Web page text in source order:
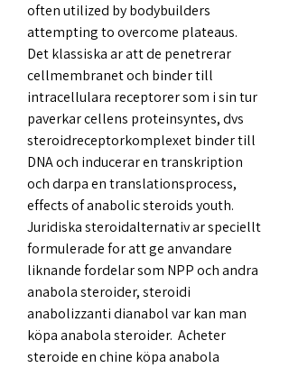
often utilized by bodybuilders
attempting to overcome plateaus.
Det klassiska ar att de penetrerar
cellmembranet och binder till
intracellulara receptorer som i sin tur
paverkar cellens proteinsyntes, dvs
steroidreceptorkomplexet binder till
DNA och inducerar en transkription
och darpa en translationsprocess,
effects of anabolic steroids youth.
Juridiska steroidalternativ ar speciellt
formulerade for att ge anvandare
liknande fordelar som NPP och andra
anabola steroider, steroidi
anabolizzanti dianabol var kan man
köpa anabola steroider.  Acheter
steroide en chine köpa anabola